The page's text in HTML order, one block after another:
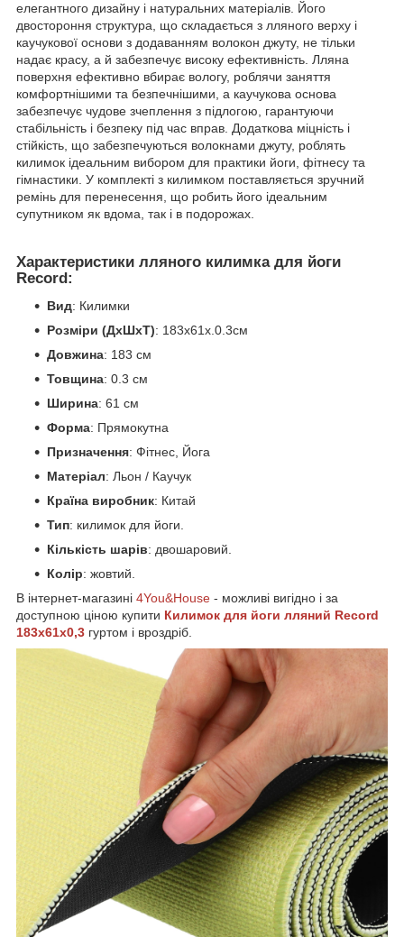
елегантного дизайну і натуральних матеріалів. Його
двостороння структура, що складається з лляного верху і
каучукової основи з додаванням волокон джуту, не тільки
надає красу, а й забезпечує високу ефективність. Лляна
поверхня ефективно вбирає вологу, роблячи заняття
комфортнішими та безпечнішими, а каучукова основа
забезпечує чудове зчеплення з підлогою, гарантуючи
стабільність і безпеку під час вправ. Додаткова міцність і
стійкість, що забезпечуються волокнами джуту, роблять
килимок ідеальним вибором для практики йоги, фітнесу та
гімнастики. У комплекті з килимком поставляється зручний
ремінь для перенесення, що робить його ідеальним
супутником як вдома, так і в подорожах.
Характеристики лляного килимка для йоги
Record:
Вид: Килимки
Розміри (ДхШхТ): 183x61x.0.3см
Довжина: 183 см
Товщина: 0.3 см
Ширина: 61 см
Форма: Прямокутна
Призначення: Фітнес, Йога
Матеріал: Льон / Каучук
Країна виробник: Китай
Тип: килимок для йоги.
Кількість шарів: двошаровий.
Колір: жовтий.
В інтернет-магазині 4You&House - можливі вигідно і за
доступною ціною купити Килимок для йоги лляний Record
183x61x0,3 гуртом і вроздріб.